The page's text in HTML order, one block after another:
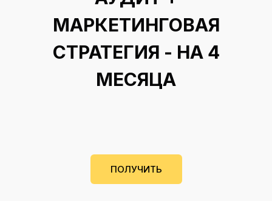
МАРКЕТИНГОВАЯ
СТРАТЕГИЯ - НА 4
МЕСЯЦА
ПОЛУЧИТЬ